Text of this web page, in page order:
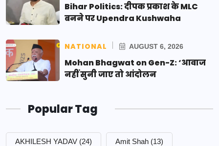
Bihar Politics: दीपक प्रकाश के MLC
बनने पर Upendra Kushwaha
NATIONAL AUGUST 6, 2026
Mohan Bhagwat on Gen-Z: ‘आवाज
नहीं सुनी जाए तो आंदोलन
Popular Tag
AKHILESH YADAV (24) Amit Shah (13)